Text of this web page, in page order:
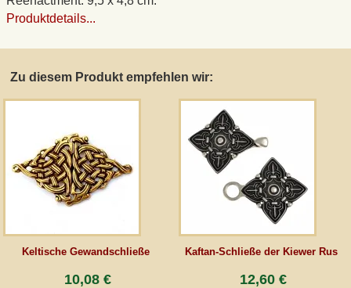
Produktdetails...
Zu diesem Produkt empfehlen wir:
Keltische Gewandschließe
10,08 €
Kaftan-Schließe der Kiewer Rus
12,60 €
Anfertigung von Museumsrepliken
AGB
Gästebuch
Newsletter